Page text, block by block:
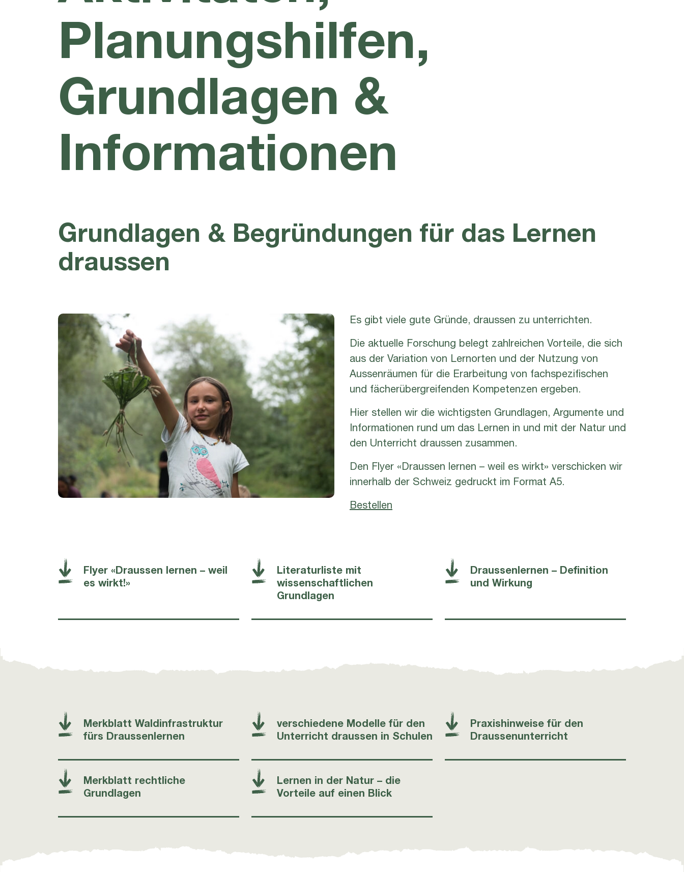
Planungshilfen,
Grundlagen &
Informationen
Grundlagen & Begründungen für das Lernen
draussen
Es gibt viele gute Gründe, draussen zu unterrichten.
Die aktuelle Forschung belegt zahlreichen Vorteile, die sich
aus der Variation von Lernorten und der Nutzung von
Aussenräumen für die Erarbeitung von fachspezifischen
und fächerübergreifenden Kompetenzen ergeben.
Hier stellen wir die wichtigsten Grundlagen, Argumente und
Informationen rund um das Lernen in und mit der Natur und
den Unterricht draussen zusammen.
Den Flyer «Draussen lernen – weil es wirkt» verschicken wir
innerhalb der Schweiz gedruckt im Format A5.
Bestellen
Flyer «Draussen lernen – weil
es wirkt!»
Literaturliste mit
wissenschaftlichen
Grundlagen
Draussenlernen – Definition
und Wirkung
Merkblatt Waldinfrastruktur
fürs Draussenlernen
verschiedene Modelle für den
Unterricht draussen in Schulen
Praxishinweise für den
Draussenunterricht
Merkblatt rechtliche
Grundlagen
Lernen in der Natur – die
Vorteile auf einen Blick